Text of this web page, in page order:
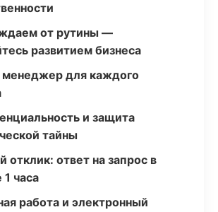
от рутины —
развитием бизнеса
для каждого
и защита
тайны
отклик: ответ на запрос в
1 часа
работа и электронный